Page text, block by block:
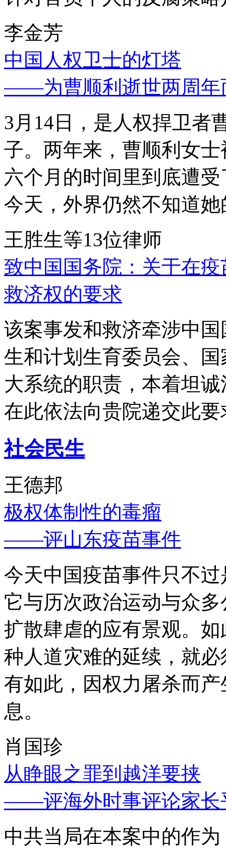
李金芳
中国人权卫士的灯塔
——为曹顺利逝世两周年
3月14日，是人权捍卫者
子。两年来，曹顺利女
六个月的时间里到底遭
今天，外界仍然不知道
王胜生等13位律师
致中国国务院：关于在
救济权的要求
该案事发和救济牵涉中
生和计划生育委员会、
大系统的职责，本着坦
在此依法向贵院递交此要
社会民生
王德邦
极权体制性的毒瘤
——评山东疫苗事件
今天中国疫苗事件只不
它与历次政治运动与众
扩散肆虐的应有景观。
种人道灾难的延续，就
有如此，因权力屠杀而
息。
肖国珍
从睁眼之罪到越洋要挟
——评海外时事评论家长
中共当局在本案中的作